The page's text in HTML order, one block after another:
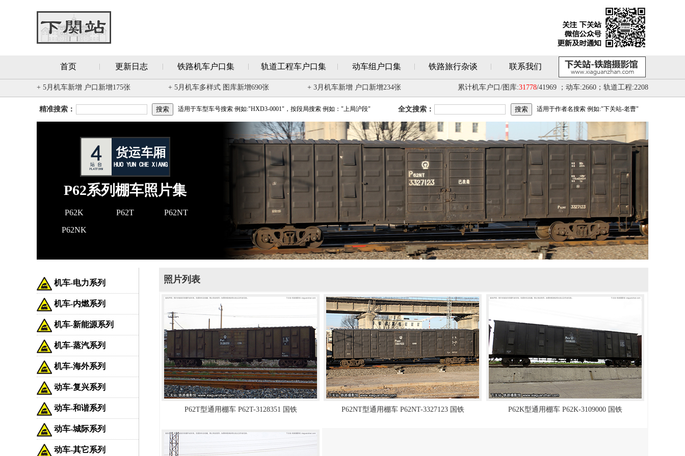
首页 更新日志 铁路机车户口集 轨道工程车户口集 动车组户口集 铁路旅行杂谈 联系我们
+ 5月机车新增 户口新增175张 + 5月机车多样式 图库新增690张 + 3月机车新增 户口新增234张 累计机车户口/图库:31778/41969 ；动车:2660；轨道工程:2208
精准搜索： 适用于车型车号搜索 例如:"HXD3-0001"，按段局搜索 例如："上局沪段" 全文搜索： 适用于作者名搜索 例如:"下关站-老曹"
P62系列棚车照片集
P62K P62T
P62NT
P62NK
机车-电力系列
机车-内燃系列
机车-新能源系列
机车-蒸汽系列
机车-海外系列
动车-复兴系列
动车-和谐系列
动车-城际系列
动车-其它系列
照片列表
P62T型通用棚车 P62T-3128351 国铁 P62NT型通用棚车 P62NT-3327123 国铁 P62K型通用棚车 P62K-3109000 国铁